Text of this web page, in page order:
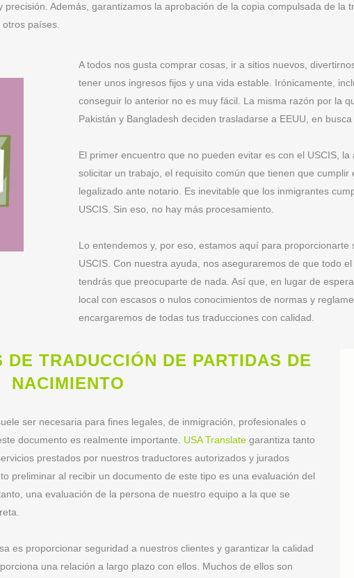
Además, garantizamos la aprobación de la copia compulsada de la
países.
A todos nos gusta comprar cosas, ir a sitios nuevos,
tener unos ingresos fijos y una vida estable. Irónicamente,
conseguir lo anterior no es muy fácil. La misma razón por la
Pakistán y Bangladesh deciden trasladarse a EEUU, en
El primer encuentro que no pueden evitar es con el USCIS,
solicitar un trabajo, el requisito común que tienen que
legalizado ante notario. Es inevitable que los inmigrantes
USCIS. Sin eso, no hay más procesamiento.
Lo entendemos y, por eso, estamos aquí para proporcionarte
USCIS. Con nuestra ayuda, nos aseguraremos de que todo
tendrás que preocuparte de nada. Así que, en lugar de
local con escasos o nulos conocimientos de normas y
encargaremos de todas tus traducciones con calidad.
TRADUCCIÓN DE PARTIDAS DE
NACIMIENTO
ser necesaria para fines legales, de inmigración, profesionales o
documento es realmente importante. USA Translate garantiza tanto
prestados por nuestros traductores autorizados y jurados
preliminar al recibir un documento de este tipo es una evaluación del
una evaluación de la persona de nuestro equipo a la que se
es proporcionar seguridad a nuestros clientes y garantizar la calidad
una relación a largo plazo con ellos. Muchos de ellos son